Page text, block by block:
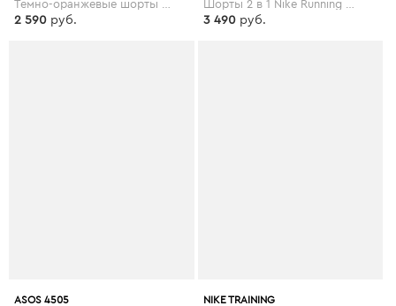
2 590 руб. 3 490 руб.
ASOS 4505 NIKE TRAINING